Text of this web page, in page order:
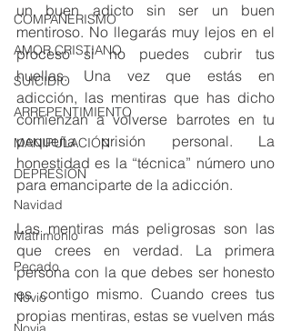
COMPAÑERISMO
AMOR CRISTIANO
SUICIDIO
ARREPENTIMIENTO
MANIPULACIÓN
DEPRESIÓN
Navidad
Matrimonio
Pecado
Novio
un buen adicto sin ser un buen
mentiroso. No llegarás muy lejos en el
proceso si no puedes cubrir tus
huellas. Una vez que estás en
adicción, las mentiras que has dicho
comienzan a volverse barrotes en tu
pequeña prisión personal. La
honestidad es la “técnica” número uno
para emanciparte de la adicción.
Las mentiras más peligrosas son las
que crees en verdad. La primera
persona con la que debes ser honesto
es contigo mismo. Cuando crees tus
propias mentiras, estas se vuelven más